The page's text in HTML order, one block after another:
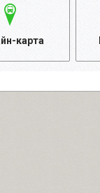
карта